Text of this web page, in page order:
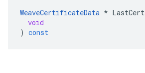
WeaveCertificateData * LastCert
void
) const